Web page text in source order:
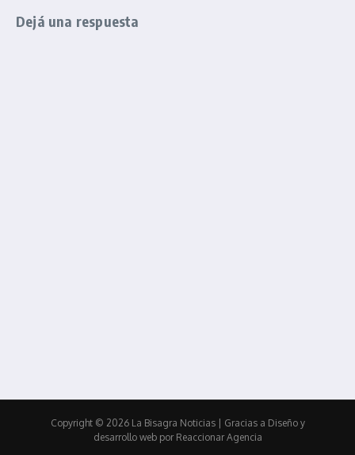
Dejá una respuesta
Copyright © 2026 La Bisagra Noticias | Gracias a